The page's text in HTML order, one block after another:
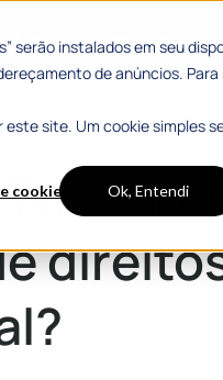
serão instalados em seu
de anúncios.
site. Um cookie simples
cookies Ok, Entendi
Materiais Gratuitos
municipal?